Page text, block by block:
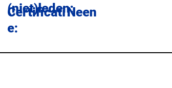
(niet)leden:
Certificati
e:
Neen